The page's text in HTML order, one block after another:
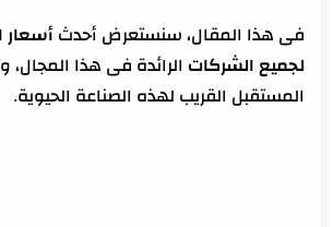
فى هذا المقال، سنستعرض أحدثأسعار
لجميع الشركات الرائدة فى هذا المجال،
المستقبل القريب لهذه الصناعة الحيوية.